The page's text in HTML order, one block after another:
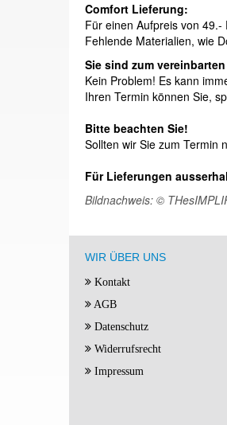
Comfort Lieferung:
Für einen Aufpreis von
Fehlende Materialien, wie
Sie sind zum
Kein Problem! Es kann
Ihren Termin können Sie,
Bitte beachten Sie!
Sollten wir Sie zum Termin
Für Lieferungen
Bildnachweis: ©
WIR ÜBER UNS
Kontakt
AGB
Datenschutz
Widerrufsrecht
Impressum